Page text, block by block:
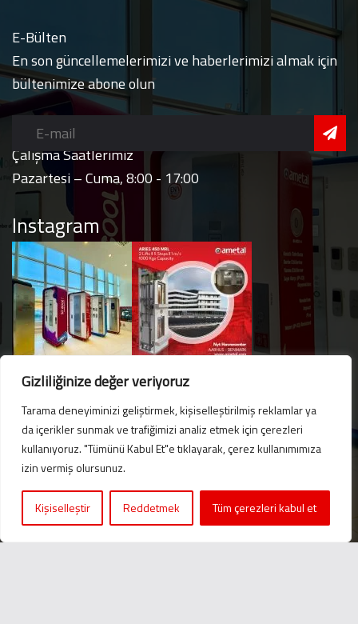
Gizliliğinize değer veriyoruz
Tarama deneyiminizi geliştirmek, kişiselleştirilmiş reklamlar ya
da içerikler sunmak ve trafiğimizi analiz etmek için çerezleri
kullanıyoruz. "Tümünü Kabul Et"e tıklayarak, çerez kullanımımıza
izin vermiş olursunuz.
Kişiselleştir Reddetmek Tüm çerezleri kabul et
E-Bülten
En son güncellemelerimizi ve haberlerimizi almak için
bültenimize abone olun
Çalışma Saatlerimiz
Pazartesi – Cuma, 8:00 - 17:00
Instagram
Hello. Got questions?
Let's talk on WhatsApp!